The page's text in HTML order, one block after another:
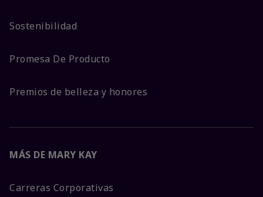
Sostenibilidad
Promesa De Producto
Premios de belleza y honores
MÁS DE MARY KAY
Carreras Corporativas